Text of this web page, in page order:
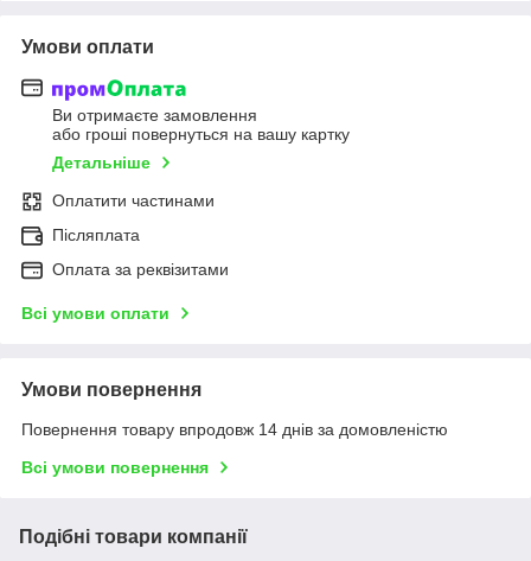
Умови оплати
Ви отримаєте замовлення
або гроші повернуться на вашу картку
Детальніше
Оплатити частинами
Післяплата
Оплата за реквізитами
Всі умови оплати
Умови повернення
Повернення товару впродовж 14 днів за домовленістю
Всі умови повернення
Подібні товари компанії